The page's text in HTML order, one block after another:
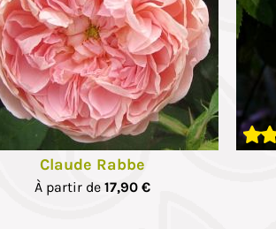
Claude Rabbe
À partir de 17,90 €